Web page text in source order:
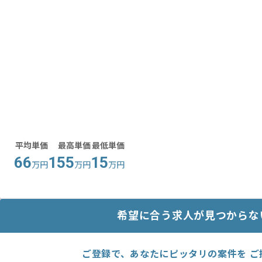
平均単価
66万円
最高単価
155万円
最低単価
15万円
希望に合う求人が見つから
ご登録で、あなたにピッタリの案件を